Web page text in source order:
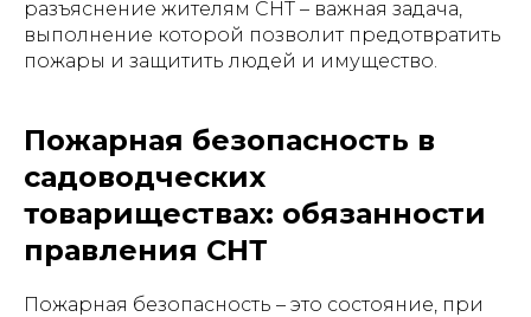
разъяснение жителям СНТ – важная задача,
выполнение которой позволит предотвратить
пожары и защитить людей и имущество.
Пожарная безопасность в
садоводческих
товариществах: обязанности
правления СНТ
Пожарная безопасность – это состояние, при